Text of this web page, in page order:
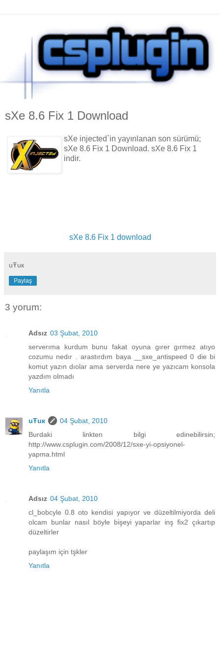
sXe 8.6 Fix 1 Download
sXe injected`in yayınlanan son sürümü;
sXe 8.6 Fix 1 Download. sXe 8.6 Fix 1
indir.
sXe 8.6 Fix 1 download
uŦuк
Paylaş
3 yorum:
Adsız 03 Şubat, 2010
serverıma kurdum bunu fakat oyuna gırer gırmez atıyo
cozumu nedır . arastırdım baya __sxe_antispeed 0 die bi
komut yazın dıolar ama serverda nere ye yazıcam konsola
yazdım olmadı
Yanıtla
uŦuк
04 Şubat, 2010
Burdaki linkten bilgi edinebilirsin;
http://www.csplugin.com/2008/12/sxe-yi-opsiyonel-
yapma.html
Yanıtla
Adsız 04 Şubat, 2010
cl_bobcyle 0.8 oto kendisi yapıyor ve düzeltilmiyorda deli
olcam bunlar nasıl böyle bişeyi yaparlar inş fix2 çıkartıp
düzeltirler
paylaşım için tşkler
Yanıtla